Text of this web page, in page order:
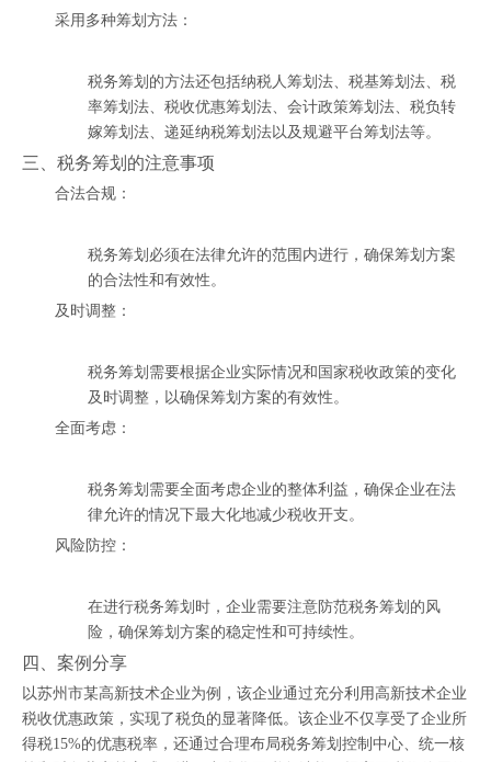
采用多种筹划方法：
税务筹划的方法还包括纳税人筹划法、税基筹划法、税
率筹划法、税收优惠筹划法、会计政策筹划法、税负转
嫁筹划法、递延纳税筹划法以及规避平台筹划法等。
三、税务筹划的注意事项
合法合规：
税务筹划必须在法律允许的范围内进行，确保筹划方案
的合法性和有效性。
及时调整：
税务筹划需要根据企业实际情况和国家税收政策的变化
及时调整，以确保筹划方案的有效性。
全面考虑：
税务筹划需要全面考虑企业的整体利益，确保企业在法
律允许的情况下最大化地减少税收开支。
风险防控：
在进行税务筹划时，企业需要注意防范税务筹划的风
险，确保筹划方案的稳定性和可持续性。
四、案例分享
以苏州市某高新技术企业为例，该企业通过充分利用高新技术企业
税收优惠政策，实现了税负的显著降低。该企业不仅享受了企业所
得税15%的优惠税率，还通过合理布局税务筹划控制中心、统一核